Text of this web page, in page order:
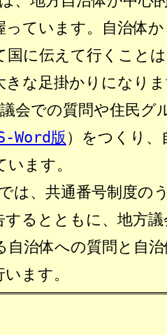
っています。自治体
国に伝えて行くこと
きな足掛かりになり
会での質問や住民グ
Word版）をつくり
ます。
は、共通番号制度の
するとともに、地方
自治体への質問と自
ます。